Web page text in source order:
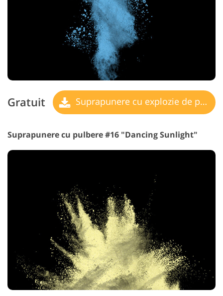
Gratuit Suprapunere cu explozie de pulbere
Suprapunere cu pulbere #16 "Dancing Sunlight"